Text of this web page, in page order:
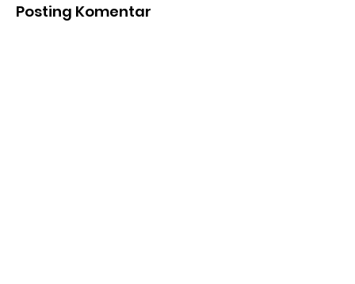
Posting Komentar